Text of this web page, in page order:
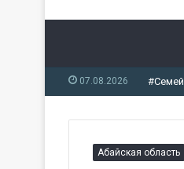
07.08.2026 #Семей
Абайская область